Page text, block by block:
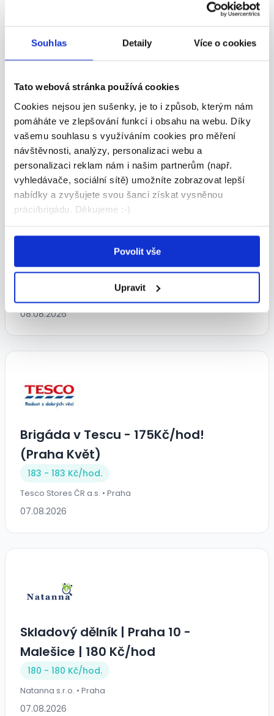
Souhlas Detaily Více o cookies
Tato webová stránka používá cookies
Cookies nejsou jen sušenky, je to i způsob, kterým nám
pomáháte ve zlepšování funkcí i obsahu na webu. Díky
vašemu souhlasu s využíváním cookies pro měření
návštěvnosti, analýzy, personalizaci webu a
personalizaci reklam nám i našim partnerům (např.
vyhledávače, sociální sítě) umožníte zobrazovat lepší
nabídky a zvyšujete svou šanci získat vysněnou
práci/brigádu. Děkujeme :-)
Povolit vše
Upravit
Praha - Želivského: BRIGÁDA NA
ÚKLID
08.08.2026
Praha - Želivského: BRIGÁDA NA
DOPLŇOVÁNÍ ZBOŽÍ
151 - 151 Kč/hod.
08.08.2026
Brigáda v Tescu - 175Kč/hod!
(Praha Květ)
183 - 183 Kč/hod.
Tesco Stores ČR a.s. • Praha
07.08.2026
Skladový dělník | Praha 10 -
Malešice | 180 Kč/hod
180 - 180 Kč/hod.
Natanna s.r.o. • Praha
07.08.2026